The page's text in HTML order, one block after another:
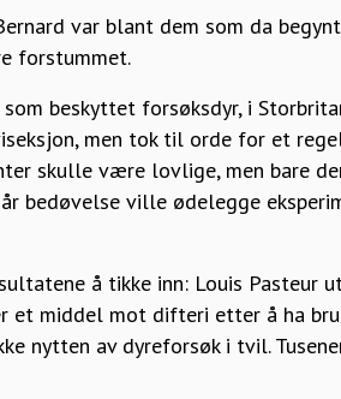
var blant dem som da
forstummet.
beskyttet forsøksdyr, i
men tok til orde for et
skulle være lovlige, men bare
bedøvelse ville ødelegge
å tikke inn: Louis Pasteur
et middel mot difteri etter å ha
nytten av dyreforsøk i tvil.